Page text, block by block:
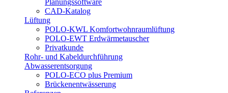
Planungssoftware
CAD-Katalog
Lüftung
POLO-KWL Komfortwohnraumlüftung
POLO-EWT Erdwärmetauscher
Privatkunde
Rohr- und Kabeldurchführung
Abwasserentsorgung
POLO-ECO plus Premium
Brückenentwässerung